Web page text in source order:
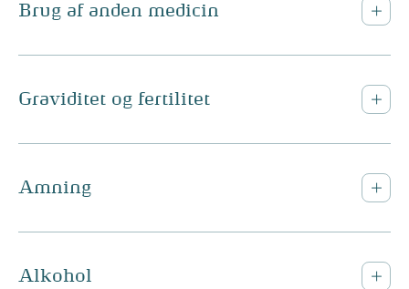
Brug af anden medicin
Graviditet og fertilitet
Amning
Alkohol